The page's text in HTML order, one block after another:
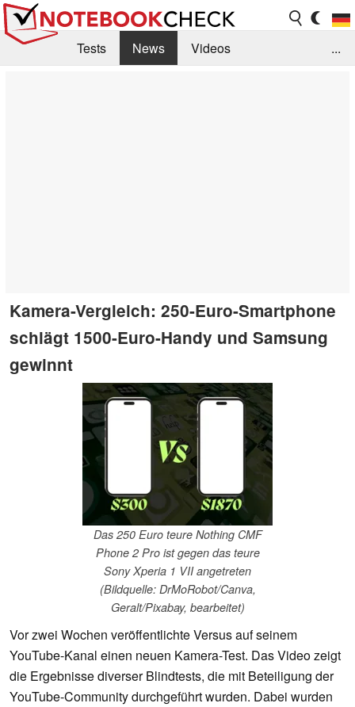
Tests News
Videos
...
Kamera-Vergleich: 250-Euro-Smartphone
schlägt 1500-Euro-Handy und Samsung
gewinnt
Das 250 Euro teure Nothing CMF
Phone 2 Pro ist gegen das teure
Sony Xperia 1 VII angetreten
(Bildquelle: DrMoRobot/Canva,
Geralt/Pixabay, bearbeitet)
Vor zwei Wochen veröffentlichte Versus auf seinem
YouTube-Kanal einen neuen Kamera-Test. Das Video zeigt
die Ergebnisse diverser Blindtests, die mit Beteiligung der
YouTube-Community durchgeführt wurden. Dabei wurden